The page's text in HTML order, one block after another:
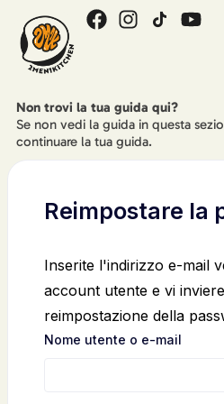
Non trovi la tua guida qui?
Se non vedi la guida in questa
continuare la tua guida.
Reimpostare la
Inserite l'indirizzo e-mail
account utente e vi
reimpostazione della
Nome utente o e-mail